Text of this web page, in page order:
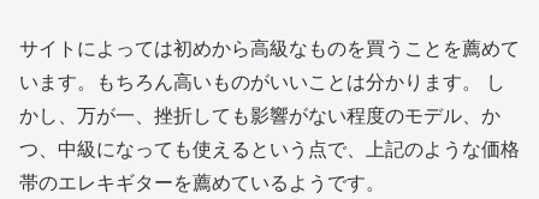
サイトによっては初めから高級なものを買うことを薦めて
います。もちろん高いものがいいことは分かります。 し
かし、万が一、挫折しても影響がない程度のモデル、か
つ、中級になっても使えるという点で、上記のような価格
帯のエレキギターを薦めているようです。